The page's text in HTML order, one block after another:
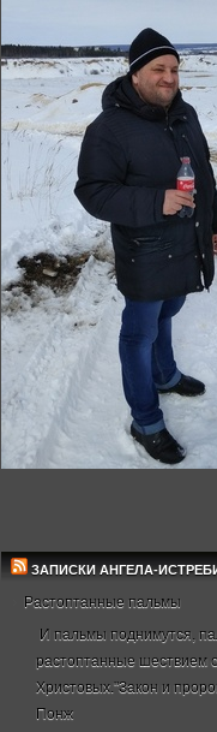
ЗАПИСКИ АНГЕЛА-
Растоптанные пальмы
И пальмы поднимутся,
растоптанные шествием
Христовых."Закон и
Понж